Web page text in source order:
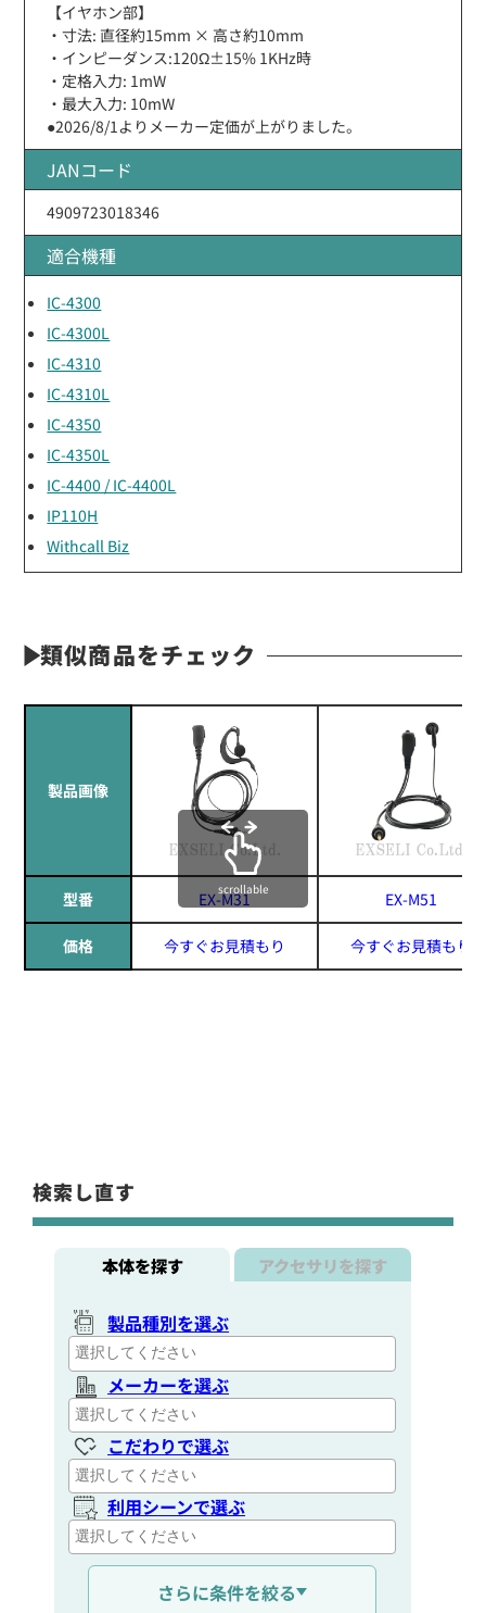
【イヤホン部】
・寸法: 直径約15mm × 高さ約10mm
・インピーダンス:120Ω±15% 1KHz時
・定格入力: 1mW
・最大入力: 10mW
●2026/8/1よりメーカー定価が上がりました。
JANコード
4909723018346
適合機種
IC-4300
IC-4300L
IC-4310
IC-4310L
IC-4350
IC-4350L
IC-4400 / IC-4400L
IP110H
Withcall Biz
類似商品をチェック
製品画像
型番 EX-M31 EX-M51
価格 今すぐお見積もり 今すぐお見積もり
scrollable
検索し直す
本体を探す アクセサリを探す
製品種別を選ぶ
メーカーを選ぶ
こだわりで選ぶ
利用シーンで選ぶ
通信距離を選ぶ
さらに条件を絞る